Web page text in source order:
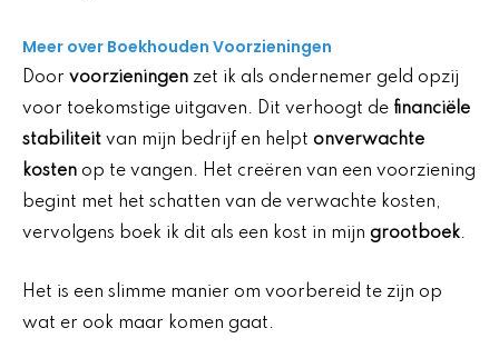
Meer over Boekhouden Voorzieningen
Door voorzieningen zet ik als ondernemer geld opzij
voor toekomstige uitgaven. Dit verhoogt de financiële
stabiliteit van mijn bedrijf en helpt onverwachte
kosten op te vangen. Het creëren van een voorziening
begint met het schatten van de verwachte kosten,
vervolgens boek ik dit als een kost in mijn grootboek.
Het is een slimme manier om voorbereid te zijn op
wat er ook maar komen gaat.